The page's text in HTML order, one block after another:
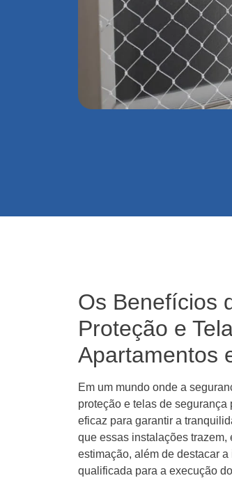
Os Benefícios
Proteção e
Apartamentos
Em um mundo onde a
proteção e telas de
eficaz para garantir a
que essas instalações
estimação, além de destacar
qualificada para a execução